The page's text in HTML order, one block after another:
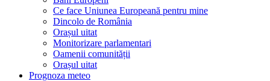
Ce face Uniunea Europeană pentru mine
Dincolo de România
Orașul uitat
Monitorizare parlamentari
Oamenii comunității
Orașul uitat
Prognoza meteo